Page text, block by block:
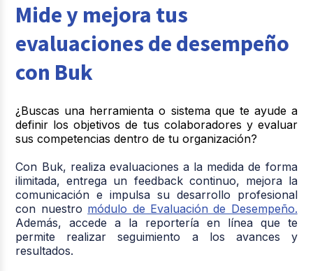
Mide y mejora tus
evaluaciones de desempeño
con Buk
¿Buscas una herramienta o sistema que te ayude a
definir los objetivos de tus colaboradores y evaluar
sus competencias dentro de tu organización?
Con Buk, realiza evaluaciones a la medida de forma
ilimitada, entrega un feedback continuo, mejora la
comunicación e impulsa su desarrollo profesional
con nuestro módulo de Evaluación de Desempeño.
Además, accede a la reportería en línea que te
permite realizar seguimiento a los avances y
resultados.